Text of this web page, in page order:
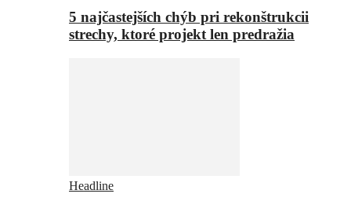
5 najčastejších chýb pri rekonštrukcii
strechy, ktoré projekt len predražia
Headline